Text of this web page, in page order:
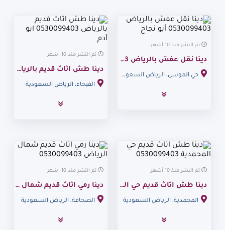
تم النشر منذ 10 أشهر
دينا نقل عفش بالرياض 0530099403 أبو نجاح
حي الموسى، الرياض السعودية
تم النشر منذ 10 أشهر
دينا طش اثاث قديم بالرياض 0530099403 ابو آدم
الفيحاء، الرياض السعودية
تم النشر منذ 10 أشهر
دينا طش اثاث قديم حي المحمدية 0530099403
المحمدية، الرياض السعودية
تم النشر منذ 10 أشهر
دينا رمي اثاث قديم شمال الرياض 0530099403
الصحافة، الرياض السعودية